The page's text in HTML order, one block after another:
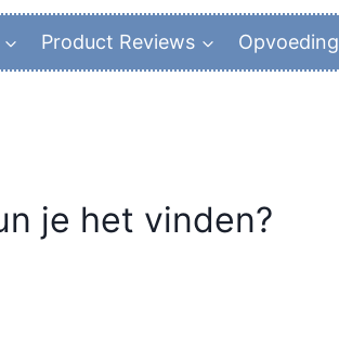
Product Reviews Opvoeding
je het vinden?